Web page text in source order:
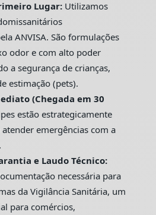
Lugar:Utilizamos
ANVISA. São formulações
odor e com alto poder
a segurança de crianças,
estimação (pets).
(Chegada em 30
estão estrategicamente
emergências com a
e Laudo Técnico:
necessária para
da Vigilância Sanitária, um
para comércios,